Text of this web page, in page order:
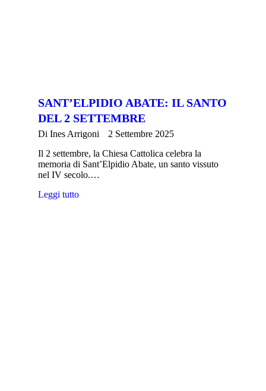
SANT’ELPIDIO ABATE: IL SANTO
DEL 2 SETTEMBRE
Di Ines Arrigoni
2 Settembre 2025
Il 2 settembre, la Chiesa Cattolica celebra la
memoria di Sant’Elpidio Abate, un santo vissuto
nel IV secolo.…
Leggi tutto